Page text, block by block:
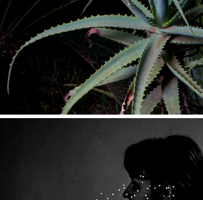
L'ETREINTE DU SERPENT